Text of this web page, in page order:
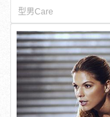
型男Care